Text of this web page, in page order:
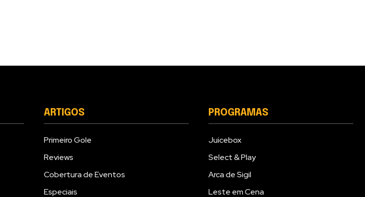
ARTIGOS
Primeiro Gole
Reviews
Cobertura de Eventos
Especiais
PROGRAMAS
Juicebox
Select & Play
Arca de Sigil
Leste em Cena